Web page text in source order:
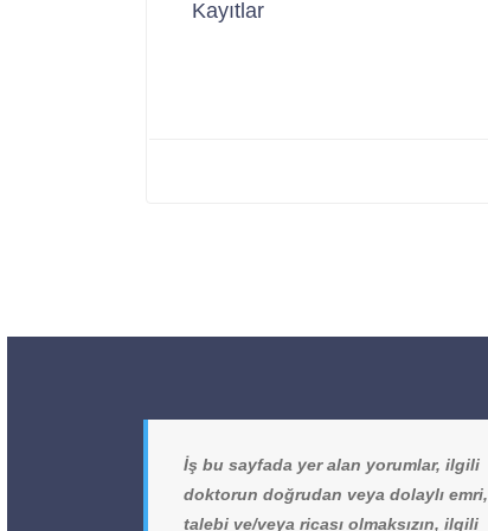
Kayıtlar
İş bu sayfada yer alan yorumlar, ilgili
doktorun doğrudan veya dolaylı emri,
talebi ve/veya ricası olmaksızın, ilgili